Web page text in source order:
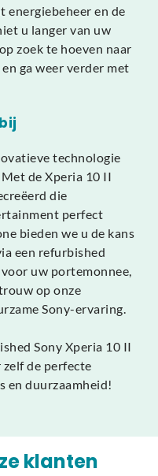
en de
u langer van uw
zoek te hoeven naar
ga weer verder met
technologie
de Xperia 10 II
die
perfect
bieden we u de kans
een refurbished
uw portemonnee,
op onze
Sony-ervaring.
Sony Xperia 10 II
de perfecte
en duurzaamheid!
klanten